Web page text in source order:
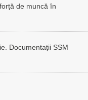
de muncă în
Documentații SSM